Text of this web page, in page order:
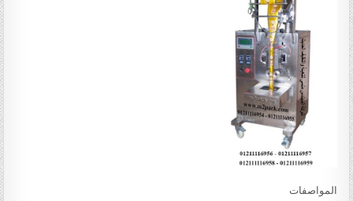
المواصفات